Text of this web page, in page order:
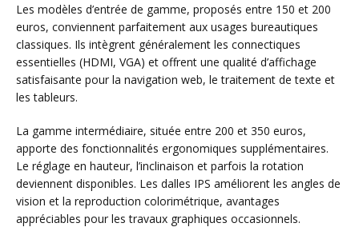
Les modèles d’entrée de gamme, proposés entre 150 et 200
euros, conviennent parfaitement aux usages bureautiques
classiques. Ils intègrent généralement les connectiques
essentielles (HDMI, VGA) et offrent une qualité d’affichage
satisfaisante pour la navigation web, le traitement de texte et
les tableurs.
La gamme intermédiaire, située entre 200 et 350 euros,
apporte des fonctionnalités ergonomiques supplémentaires.
Le réglage en hauteur, l’inclinaison et parfois la rotation
deviennent disponibles. Les dalles IPS améliorent les angles de
vision et la reproduction colorimétrique, avantages
appréciables pour les travaux graphiques occasionnels.